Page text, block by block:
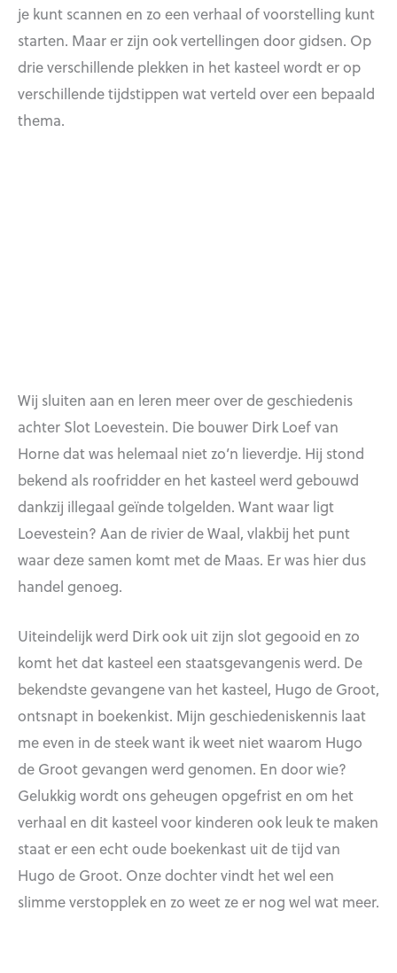
je kunt scannen en zo een verhaal of voorstelling kunt
starten. Maar er zijn ook vertellingen door gidsen. Op
drie verschillende plekken in het kasteel wordt er op
verschillende tijdstippen wat verteld over een bepaald
thema.
Wij sluiten aan en leren meer over de geschiedenis
achter Slot Loevestein. Die bouwer Dirk Loef van
Horne dat was helemaal niet zo’n lieverdje. Hij stond
bekend als roofridder en het kasteel werd gebouwd
dankzij illegaal geïnde tolgelden. Want waar ligt
Loevestein? Aan de rivier de Waal, vlakbij het punt
waar deze samen komt met de Maas. Er was hier dus
handel genoeg.
Uiteindelijk werd Dirk ook uit zijn slot gegooid en zo
komt het dat kasteel een staatsgevangenis werd. De
bekendste gevangene van het kasteel, Hugo de Groot,
ontsnapt in boekenkist. Mijn geschiedeniskennis laat
me even in de steek want ik weet niet waarom Hugo
de Groot gevangen werd genomen. En door wie?
Gelukkig wordt ons geheugen opgefrist en om het
verhaal en dit kasteel voor kinderen ook leuk te maken
staat er een echt oude boekenkast uit de tijd van
Hugo de Groot. Onze dochter vindt het wel een
slimme verstopplek en zo weet ze er nog wel wat meer.